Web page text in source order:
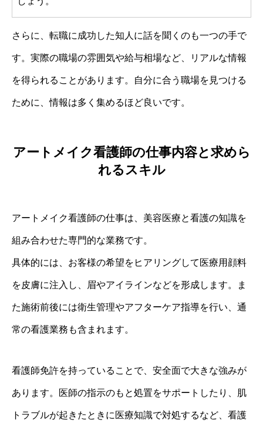
さらに、転職に成功した知人に話を聞くのも一つの手で
す。実際の職場の雰囲気や給与相場など、リアルな情報
を得られることがあります。自分に合う職場を見つける
ために、情報は多く集めるほど良いです。
アートメイク看護師の仕事内容と求めら
れるスキル
アートメイク看護師の仕事は、美容医療と看護の知識を
組み合わせた専門的な業務です。
具体的には、お客様の希望をヒアリングして医療用顔料
を皮膚に注入し、眉やアイラインなどを形成します。ま
た施術前後には衛生管理やアフターケア指導を行い、通
常の看護業務も含まれます。
看護師免許を持っていることで、安全面で大きな強みが
あります。医師の指示のもと処置をサポートしたり、肌
トラブルが起きたときに医療知識で対処するなど、看護